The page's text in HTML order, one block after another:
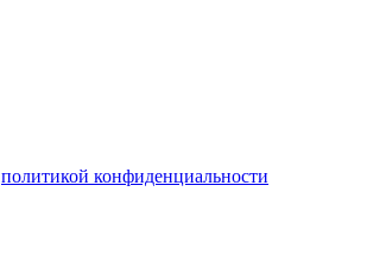
политикой конфиденциальности